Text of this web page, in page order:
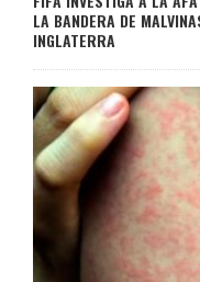
LA BANDERA DE
INGLATERRA